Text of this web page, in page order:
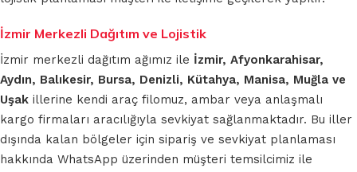
İzmir Merkezli Dağıtım ve Lojistik
İzmir merkezli dağıtım ağımız ile İzmir, Afyonkarahisar,
Aydın, Balıkesir, Bursa, Denizli, Kütahya, Manisa, Muğla ve
Uşak illerine kendi araç filomuz, ambar veya anlaşmalı
kargo firmaları aracılığıyla sevkiyat sağlanmaktadır. Bu iller
dışında kalan bölgeler için sipariş ve sevkiyat planlaması
hakkında WhatsApp üzerinden müşteri temsilcimiz ile